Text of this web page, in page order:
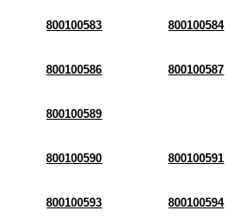
800100583 800100584
800100586 800100587
800100589
800100590 800100591
800100593 800100594